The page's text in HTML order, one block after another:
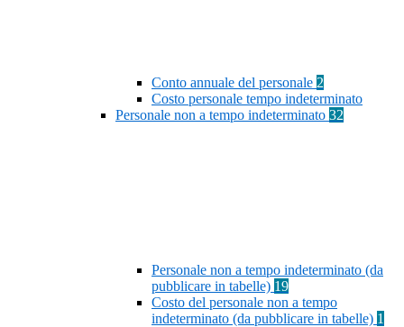
Conto annuale del personale 2
Costo personale tempo indeterminato
Personale non a tempo indeterminato 32
Personale non a tempo indeterminato (da
pubblicare in tabelle) 19
Costo del personale non a tempo
indeterminato (da pubblicare in tabelle) 1